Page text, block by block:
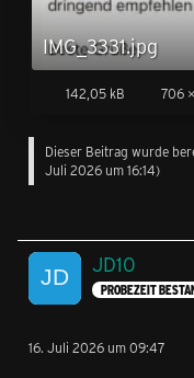
IMG_3331.jpg
142,05 kB 706
Dieser Beitrag wurde
Juli 2026 um 16:14)
JD10
PROBEZEIT
16. Juli 2026 um 09:47